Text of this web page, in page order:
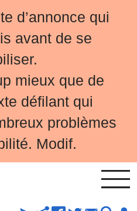
d’annonce qui
avant de se
mieux que de
défilant qui
problèmes
Modif.